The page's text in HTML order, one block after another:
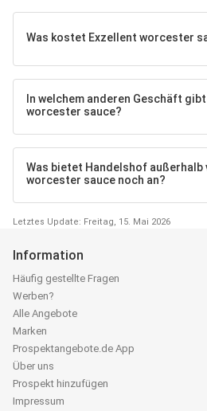
Was kostet Exzellent worcester
In welchem anderen Geschäft
worcester sauce?
Was bietet Handelshof außerhalb
worcester sauce noch an?
Letztes Update: Freitag, 15. Mai 2026
Information
Häufig gestellte Fragen
Werben?
Alle Angebote
Marken
Prospektangebote.de App
Über uns
Prospekt hinzufügen
Impressum